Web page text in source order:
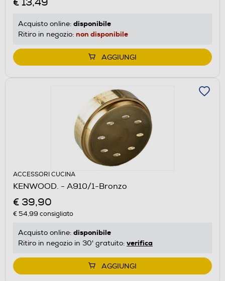
Acquisto online: disponibile
Ritiro in negozio: non disponibile
AGGIUNGI
ACCESSORI CUCINA
KENWOOD. - A910/1-Bronzo
€ 39,90
€ 54,99 consigliato
Acquisto online: disponibile
Ritiro in negozio in 30' gratuito: verifica
AGGIUNGI